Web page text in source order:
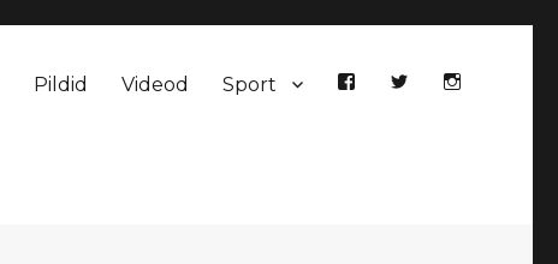
Pildid Videod Sport